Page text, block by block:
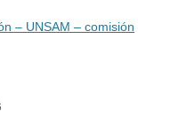
– UNSAM – comisión